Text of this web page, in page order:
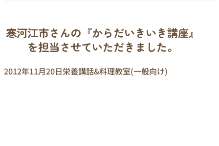
寒河江市さんの『からだいきいき講座』
を担当させていただきました。
2012年11月20日栄養講話&料理教室(一般向け)